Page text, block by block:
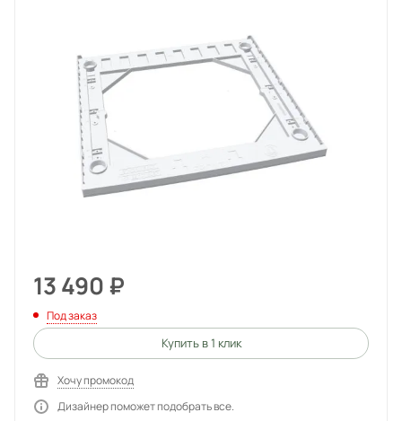
13 490₽
Под заказ
Купить в 1 клик
Хочу промокод
Дизайнер поможет подобрать все.